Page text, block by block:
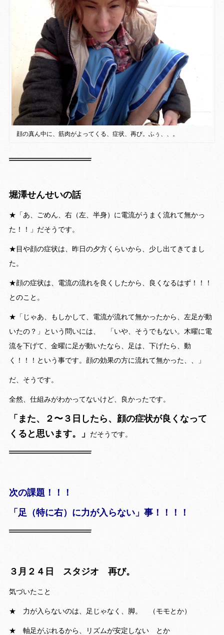
顔の真ん中に、筋肉がよってくる、症状、再び。ふぅ、、。
堀澤せんせいの話
★「あ、ごめん、右（左、半身）に電流がうまく流れて無かっ
た！！」だそうです。
★目や顔の症状は、昨日の夕方くらいから、少し出てきてまし
た。
★顔の症状は、電流の流れを良くしたから、良くなるはず！！！
とのこと。
★「じゃあ、もしかして、電流が流れて無かったから、左足が動
いたの？」という問いには、 「いや、そうでもない。木曜に電
流を下げて、金曜に足が動いたなら、足は、下げたら、動
く！！！という事です。顔の効果の方に流れて無かった、、」
だ、そうです。
全然、仕組みがわかってないけど、良かったです。
「また、２〜３日したら、顔の症状が良くなって
くると思います。」
だそうです。
次の課題！！！
「足（特に右）に力が入らない」事！！！！
３月２４日 スタジオ 再び。
気づいたこと
★ 力が入らないのは、足じゃなく、脚。 （モモとか）
★ 軸足がぶれるから、リズムが安定しない とか